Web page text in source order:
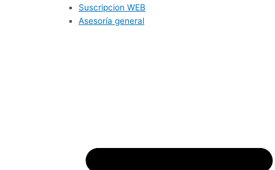
Suscripcion WEB
Asesoría general